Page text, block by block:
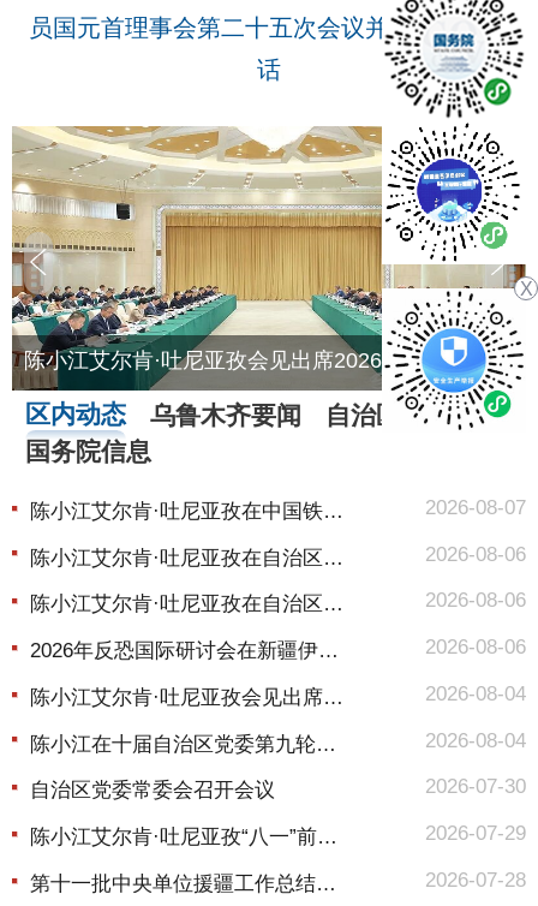
员国元首理事会第二十五次会议并发表重要讲
话
陈小江在十届自治区党委第九轮巡视集中反馈会暨第十轮巡视动员部署会上强调 不断提高巡视的震慑力穿透力推动力 为建设社会主义现代化新疆提供...
区内动态 乌鲁木齐要闻
自治区要闻
国务院信息
陈小江艾尔肯·吐尼亚孜在中国铁路乌鲁... 2026-08-07
陈小江艾尔肯·吐尼亚孜在自治区商务厅... 2026-08-06
陈小江艾尔肯·吐尼亚孜在自治区工信厅... 2026-08-06
2026年反恐国际研讨会在新疆伊犁举行 2026-08-06
陈小江艾尔肯·吐尼亚孜会见出席2026年... 2026-08-04
陈小江在十届自治区党委第九轮巡视集中... 2026-08-04
自治区党委常委会召开会议 2026-07-30
陈小江艾尔肯·吐尼亚孜“八一”前夕走... 2026-07-29
第十一批中央单位援疆工作总结表彰暨第... 2026-07-28
X